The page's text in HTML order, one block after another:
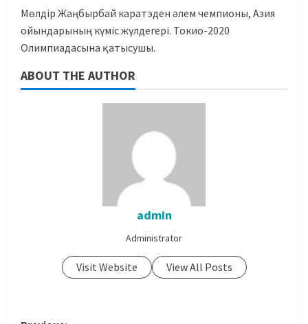
Мөлдір Жаңбырбай каратэден әлем чемпионы, Азия
ойындарының күміс жүлдегері. Токио-2020
Олимпиадасына қатысушы.
ABOUT THE AUTHOR
admin
Administrator
Visit Website View All Posts